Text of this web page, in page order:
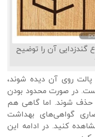
گندزدایی آن را توضیح
روی آن دیده شوند،
در صورت محدود بودن
شوند. اما گاهی هم
گواهی‌های بهداشت
کنید. در ادامه این